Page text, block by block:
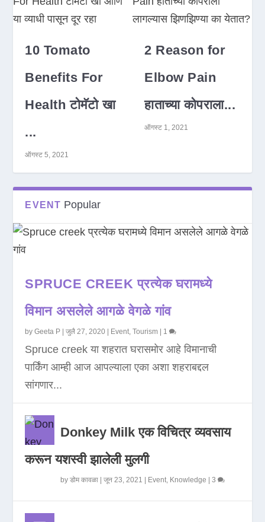
10 Tomato
Benefits For
Health टोमॅटो खा
...
ऑगस्ट 5, 2021
2 Reason for
Elbow Pain
हाताच्या कोपराला...
ऑगस्ट 1, 2021
EVENT Popular
SPRUCE CREEK प्रत्येक घरामध्ये
विमान असलेले आगळे वेगळे गांव
byGeeta P |जुलै 27, 2020 Event,Tourism 1
Spruce creek या शहरात घरासमोर आहे विमानाची
पार्किंग आम्ही आज आपल्याला एका अशा शहराबद्दल
सांगणार...
Donkey Milk एक विचित्र व्यवसाय
करून यशस्वी झालेली मुलगी
byडोम कावळा |जून 23, 2021 Event, Knowledge |3